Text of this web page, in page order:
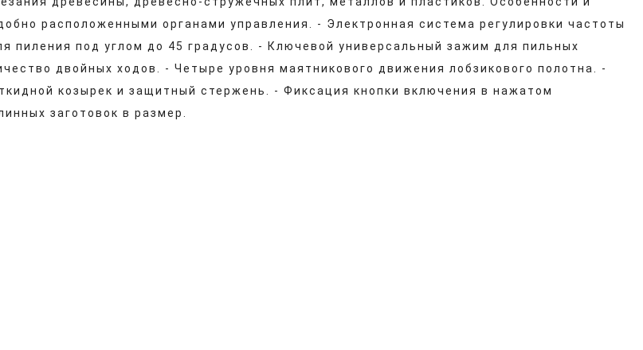
расположенными органами управления. - Электронная система регулировки частоты
пиления под углом до 45 градусов. - Ключевой универсальный зажим для пильных
двойных ходов. - Четыре уровня маятникового движения лобзикового полотна. -
козырек и защитный стержень. - Фиксация кнопки включения в нажатом
заготовок в размер.